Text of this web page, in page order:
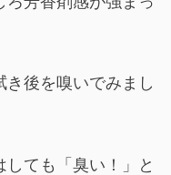
後を嗅いでみまし
ても「臭い！」と